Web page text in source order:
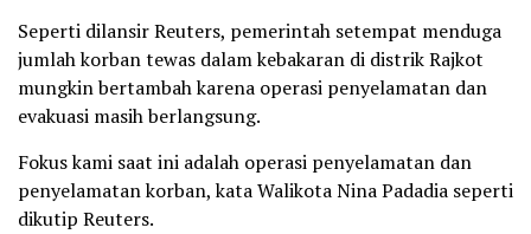
Seperti dilansir Reuters, pemerintah setempat menduga
jumlah korban tewas dalam kebakaran di distrik Rajkot
mungkin bertambah karena operasi penyelamatan dan
evakuasi masih berlangsung.
Fokus kami saat ini adalah operasi penyelamatan dan
penyelamatan korban, kata Walikota Nina Padadia seperti
dikutip Reuters.